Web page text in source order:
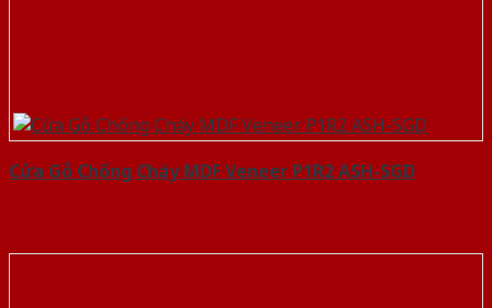
Cửa Gỗ Chống Cháy MDF Veneer P1R2 ASH-SGD